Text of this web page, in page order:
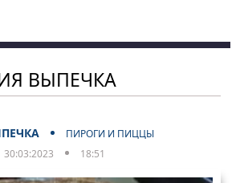
ВЫПЕЧКА
ПИРОГИ И ПИЦЦЫ
30:03:2023 18:51